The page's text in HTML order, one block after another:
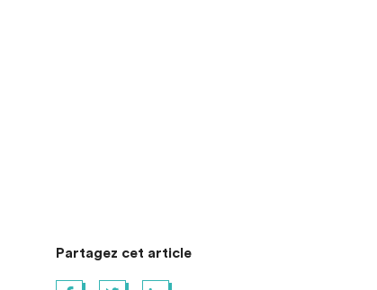
Partagez cet article